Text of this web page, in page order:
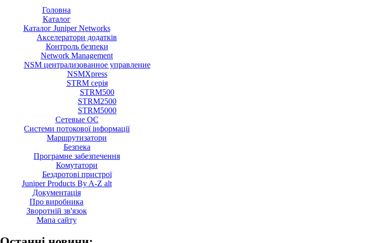
Головна
Каталог
Каталог Juniper Networks
Акселератори додатків
Контроль безпеки
Network Management
NSM централизованное управление
NSMXpress
STRM серія
STRM500
STRM2500
STRM5000
Сетевые ОС
Системи потокової інформації
Маршрутизатори
Безпека
Програмне забезпечення
Комутатори
Бездротові пристрої
Juniper Products By A-Z alt
Документація
Про виробника
Зворотній зв'язок
Мапа сайту